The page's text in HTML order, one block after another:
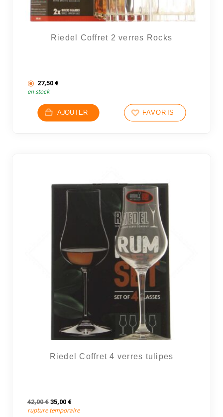
Riedel Coffret 2 verres Rocks
27,50 €
en stock
AJOUTER FAVORIS
Riedel Coffret 4 verres tulipes
42,00€Le prix initial était : 42,00 €.
35,00 €Le prix actuel est : 35,00 €.
rupture temporaire